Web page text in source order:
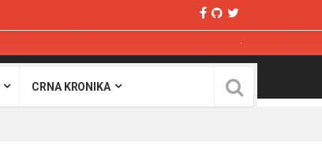
CRNA KRONIKA